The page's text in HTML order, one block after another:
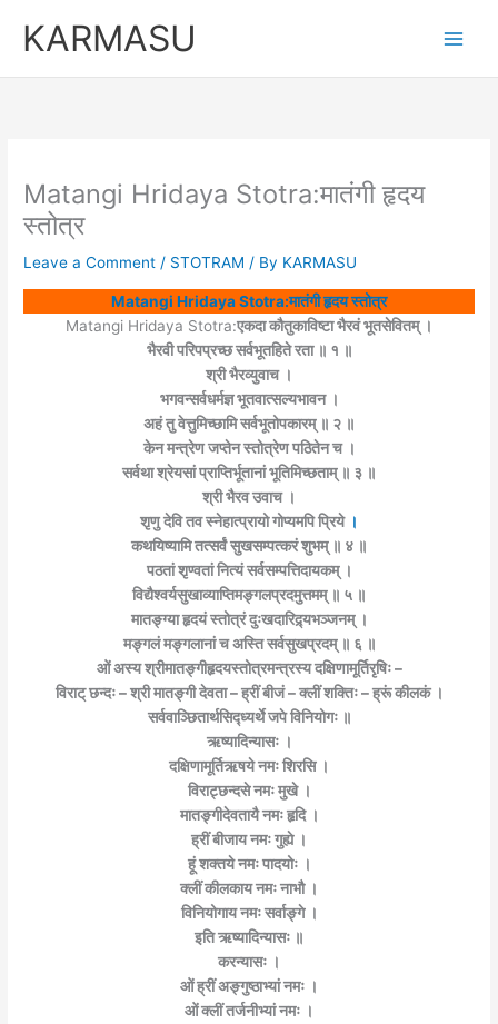
KARMASU
Matangi Hridaya Stotra:मातंगी हृदय
स्तोत्र
Leave a Comment / STOTRAM / By KARMASU
Matangi Hridaya Stotra:मातंगी हृदय स्तोत्र
Matangi Hridaya Stotra:एकदा कौतुकाविष्टा भैरवं भूतसेवितम् ।
भैरवी परिपप्रच्छ सर्वभूतहिते रता ॥ १ ॥
श्री भैरव्युवाच ।
भगवन्सर्वधर्मज्ञ भूतवात्सल्यभावन ।
अहं तु वेत्तुमिच्छामि सर्वभूतोपकारम् ॥ २ ॥
केन मन्त्रेण जप्तेन स्तोत्रेण पठितेन च ।
सर्वथा श्रेयसां प्राप्तिर्भूतानां भूतिमिच्छताम् ॥ ३ ॥
श्री भैरव उवाच ।
शृणु देवि तव स्नेहात्प्रायो गोप्यमपि प्रिये ।
कथयिष्यामि तत्सर्वं सुखसम्पत्करं शुभम् ॥ ४ ॥
पठतां शृण्वतां नित्यं सर्वसम्पत्तिदायकम् ।
विद्यैश्वर्यसुखाव्याप्तिमङ्गलप्रदमुत्तमम् ॥ ५ ॥
मातङ्ग्या हृदयं स्तोत्रं दुःखदारिद्र्यभञ्जनम् ।
मङ्गलं मङ्गलानां च अस्ति सर्वसुखप्रदम् ॥ ६ ॥
ओं अस्य श्रीमातङ्गीहृदयस्तोत्रमन्त्रस्य दक्षिणामूर्तिरृषिः –
विराट् छन्दः – श्री मातङ्गी देवता – ह्रीं बीजं – क्लीं शक्तिः – ह्रूं कीलकं ।
सर्ववाञ्छितार्थसिद्ध्यर्थे जपे विनियोगः ॥
ऋष्यादिन्यासः ।
दक्षिणामूर्तिऋषये नमः शिरसि ।
विराट्छन्दसे नमः मुखे ।
मातङ्गीदेवतायै नमः हृदि ।
ह्रीं बीजाय नमः गुह्ये ।
हूं शक्तये नमः पादयोः ।
क्लीं कीलकाय नमः नाभौ ।
विनियोगाय नमः सर्वाङ्गे ।
इति ऋष्यादिन्यासः ॥
करन्यासः ।
ओं ह्रीं अङ्गुष्ठाभ्यां नमः ।
ओं क्लीं तर्जनीभ्यां नमः ।
price